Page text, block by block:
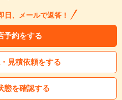
日、メールで返答！
予約をする
見積依頼をする
態を確認する